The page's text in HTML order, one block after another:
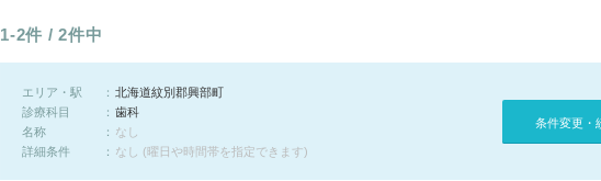
1-2件 / 2件中
エリア・駅
北海道紋別郡興部町
診療科目
歯科
名称
なし
詳細条件
なし (曜日や時間帯を指定できます)
条件変更・